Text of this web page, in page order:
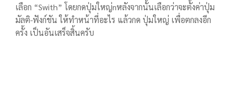
เลือก “Swith” โดยกดปุ่มใหญ่nหลังจากนั้นเลือกว่าจะตั้งค่าปุ่ม
มัลติ-ฟังก์ชัน ให้ทำหน้าที่อะไร แล้วกด ปุ่มใหญ่ เพื่อตกลงอีก
ครั้ง เป็นอันเสร็จสิ้นครับ